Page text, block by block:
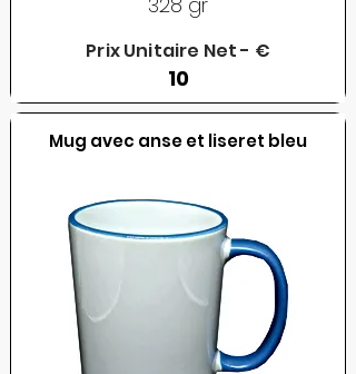
Prix Unitaire Net - €
10
Mug avec anse et liseret bleu